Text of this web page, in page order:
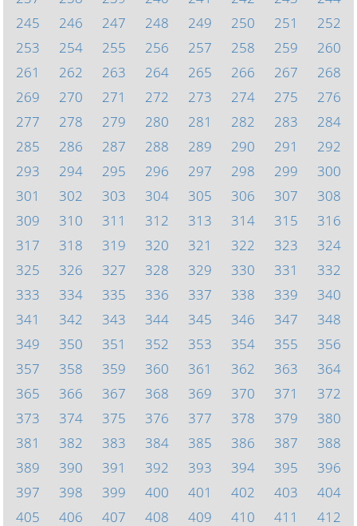
245
246 247 248 249 250 251
252
253
254 255 256 257 258 259
260
261
262 263 264 265 266 267
268
269
270 271 272 273 274 275
276
277
278 279 280 281 282 283
284
285
286 287 288 289 290 291
292
293
294 295 296 297 298 299
300
301
302 303 304 305 306 307
308
309
310 311 312 313 314 315
316
317
318 319 320 321 322 323
324
325
326 327 328 329 330 331
332
333
334 335 336 337 338 339
340
341
342 343 344 345 346 347
348
349
350 351 352 353 354 355
356
357
358 359 360 361 362 363
364
365
366 367 368 369 370 371
372
373
374 375 376 377 378 379
380
381
382 383 384 385 386 387
388
389
390 391 392 393 394 395
396
397
398 399 400 401 402 403
404
405
406 407 408 409 410 411 412